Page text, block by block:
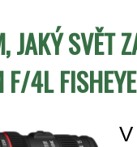
JAKÝ SVĚT
F/4L